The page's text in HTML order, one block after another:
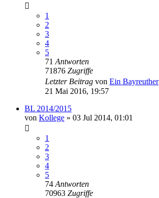
1
2
3
4
5
71 Antworten
71876 Zugriffe
Letzter Beitrag von Ein Bayreuther
21 Mai 2016, 19:57
BL 2014/2015
von Kollege » 03 Jul 2014, 01:01
1
2
3
4
5
74 Antworten
70963 Zugriffe